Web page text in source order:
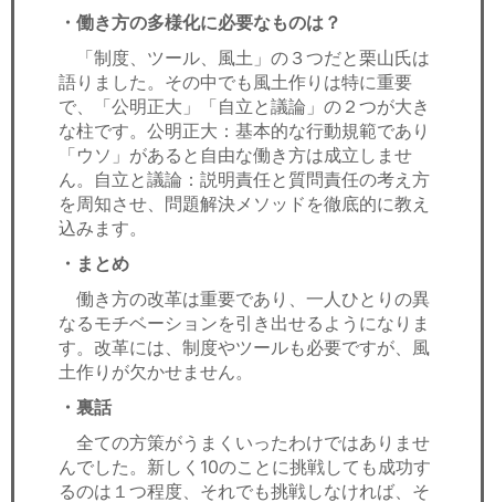
・働き方の多様化に必要なものは？
「制度、ツール、風土」の３つだと栗山氏は
語りました。その中でも風土作りは特に重要
で、「公明正大」「自立と議論」の２つが大き
な柱です。公明正大：基本的な行動規範であり
「ウソ」があると自由な働き方は成立しませ
ん。自立と議論：説明責任と質問責任の考え方
を周知させ、問題解決メソッドを徹底的に教え
込みます。
・まとめ
働き方の改革は重要であり、一人ひとりの異
なるモチベーションを引き出せるようになりま
す。改革には、制度やツールも必要ですが、風
土作りが欠かせません。
・裏話
全ての方策がうまくいったわけではありませ
んでした。新しく10のことに挑戦しても成功す
るのは１つ程度、それでも挑戦しなければ、そ